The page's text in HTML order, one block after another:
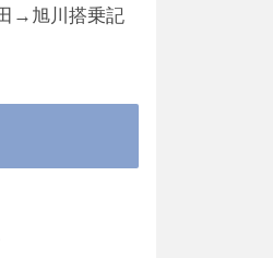
→旭川搭乗記